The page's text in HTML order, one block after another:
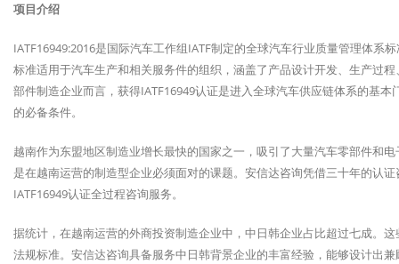
项目介绍
IATF16949:2016是国际汽车工作组IATF制定的全球汽车行业质量管理体系
标准适用于汽车生产和相关服务件的组织，涵盖了产品设计开发、生产过
部件制造企业而言，获得IATF16949认证是进入全球汽车供应链体系的基
的必备条件。
越南作为东盟地区制造业增长最快的国家之一，吸引了大量汽车零部件和
是在越南运营的制造型企业必须面对的课题。安信达咨询凭借三十年的认
IATF16949认证全过程咨询服务。
据统计，在越南运营的外商投资制造企业中，中日韩企业占比超过七成。
法规标准。安信达咨询具备服务中日韩背景企业的丰富经验，能够设计出